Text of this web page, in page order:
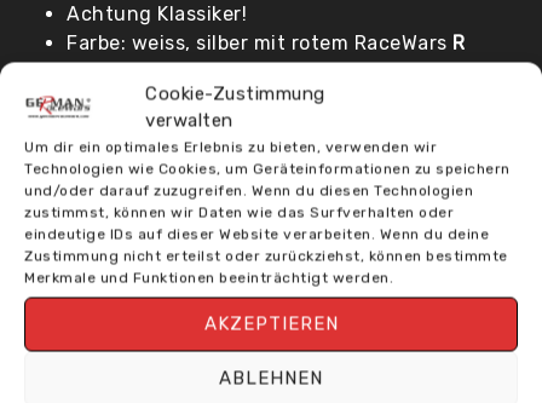
Cookie-Zustimmung
verwalten
Um dir ein optimales Erlebnis zu bieten, verwenden wir
Technologien wie Cookies, um Geräteinformationen zu speichern
und/oder darauf zuzugreifen. Wenn du diesen Technologien
zustimmst, können wir Daten wie das Surfverhalten oder
eindeutige IDs auf dieser Website verarbeiten. Wenn du deine
Zustimmung nicht erteilst oder zurückziehst, können bestimmte
Merkmale und Funktionen beeinträchtigt werden.
AKZEPTIEREN
ABLEHNEN
Achtung Klassiker!
Farbe: weiss, silber mit rotem RaceWars R
der meistverkaufte Aufkleber
geeignet für jedes Fahrzeug
ÄHNLICHE PRODUKTE